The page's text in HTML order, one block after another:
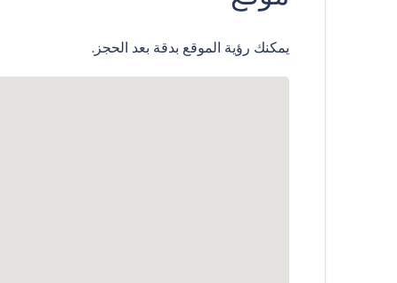
يمكنك رؤية الموقع بدقة بعد الحجز.